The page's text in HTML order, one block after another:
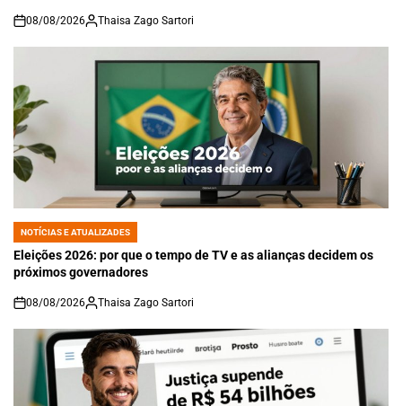
on
08/08/2026 Thaisa Zago Sartori
POSTED
IN
NOTÍCIAS E ATUALIZADES
Eleições 2026: por que o tempo de TV e as alianças decidem os
próximos governadores
on
08/08/2026 Thaisa Zago Sartori